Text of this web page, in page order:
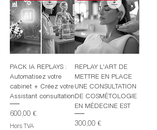
PACK IA REPLAYS :
Automatisez votre
cabinet + Créez votre
Assistant consultation
Prix
600,00 €
Hors TVA
REPLAY L'ART DE
METTRE EN PLACE
UNE CONSULTATION
DE COSMÉTOLOGIE
EN MÉDECINE EST
Prix
300,00 €